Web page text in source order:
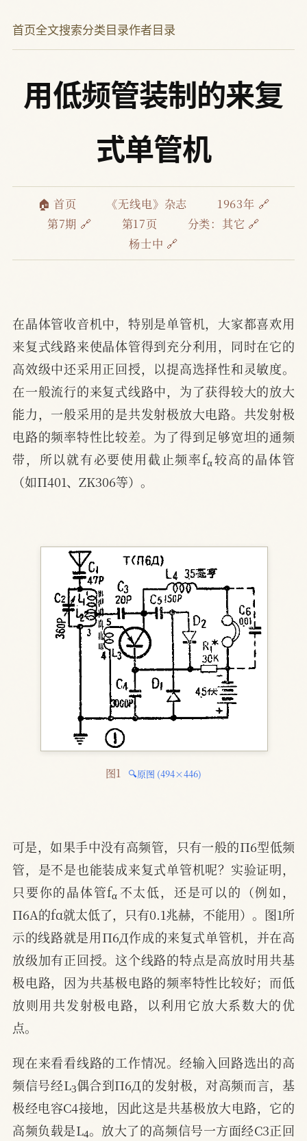
首页全文搜索分类目录作者目录
用低频管装制的来复
式单管机
🏠 首页 《无线电》杂志
1963年 🔗
第7期 🔗
第17页 分类： 其它 🔗
杨士中 🔗
在晶体管收音机中，特别是单管机，大家都喜欢用
来复式线路来使晶体管得到充分利用，同时在它的
高效级中还采用正回授，以提高选择性和灵敏度。
在一般流行的来复式线路中，为了获得较大的放大
能力，一般采用的是共发射极放大电路。共发射极
电路的频率特性比较差。为了得到足够宽坦的通频
带，所以就有必要使用截止频率fα较高的晶体管
（如П401、ZK306等）。
图1 🔍原图 (494×446)
可是，如果手中没有高频管，只有一般的П6型低频
管，是不是也能装成来复式单管机呢？实验证明，
只要你的晶体管fα不太低，还是可以的（例如，
П6A的fα就太低了，只有0.1兆赫，不能用）。图1所
示的线路就是用П6Д作成的来复式单管机，并在高
放级加有正回授。这个线路的特点是高放时用共基
极电路，因为共基极电路的频率特性比较好；而低
放则用共发射极电路，以利用它放大系数大的优
点。
现在来看看线路的工作情况。经输入回路选出的高
频信号经L3偶合到П6Д的发射极，对高频而言，基
极经电容C4接地，因此这是共基极放大电路，它的
高频负载是L4。放大了的高频信号一方面经C3正回